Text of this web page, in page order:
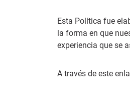
Esta Política fue
la forma en que
experiencia que se
A través de este